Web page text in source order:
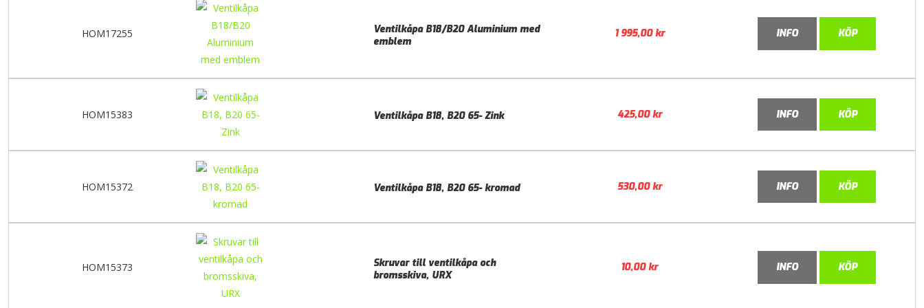
HOM17255
Ventilkåpa B18/B20 Aluminium med
emblem
1 995,00kr INFO KÖP
HOM15383 Ventilkåpa B18, B20 65- Zink 425,00kr INFO KÖP
HOM15372 Ventilkåpa B18, B20 65- kromad 530,00kr INFO KÖP
HOM15373
Skruvar till ventilkåpa och
bromsskiva, URX
10,00kr INFO KÖP